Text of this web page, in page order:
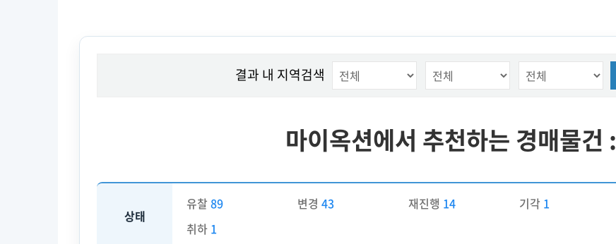
결과 내 지역검색
마이옥션에서 추천하는 경매물건 :
상태
유찰 89 변경43 재진행 14 기각 1
취하 1